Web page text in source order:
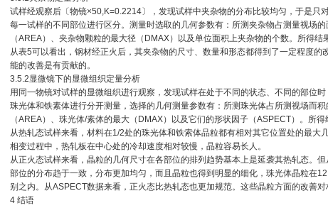
试样经观察后〔物镜×50,K=0.2214〕，发现试样中夹杂物的分布比较均匀，于是只
每一试样的不同部位进行区分。测量时选取的几何参数有：所测夹杂物占测量视场
（AREA）、夹杂物颗粒的最大径（DMAX）以及单位面积上夹杂物的个数。所得结
从表5可以看出，钢材经正火后，其夹杂物的尺寸、数量和形态都得到了一定程度的
能的改善是有贡献的。
3.5.2显微镜下的显微组织定量分析
用同一物镜对试样的显微组织进行观察，发现试样在处于不同的状态、不同的部位
珠光体和铁素体进行分开测量，选择的几何测量参数有：所测珠光体占所测视场而
（AREA）、珠光体/素体的最大（DMAX）以及它们的形状因子（ASPECT）。所得
从热轧态试样来看，材料在1/2处的珠光体和铁索体品粒都有相对其它位置处的最大
相变过程中，热轧板在中心处的冷却速度相对较慢，晶粒容易长人。
从正火态试样来看，晶粒的几何尺寸在各部位的排列趋势基本上是延袭其热轧态。
部位的分布趋于一致，分布更加均匀，而且晶粒也得到明显的细化，珠光体晶粒在
别之内。从ASPECT数据来看，正火态比热轧态也更加规范。这些晶粒方面的改善对
4 结语